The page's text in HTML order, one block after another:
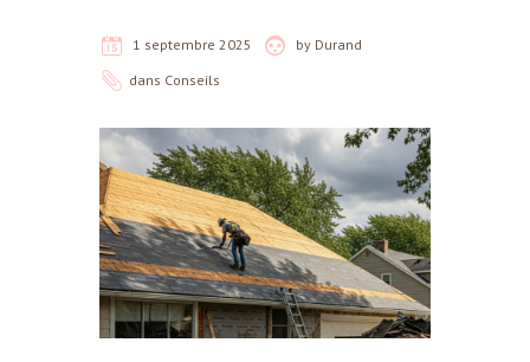
1 septembre 2025 by Durand
dans Conseils